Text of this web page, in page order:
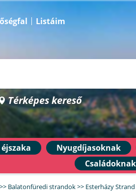
Listáim
Térképes kereső
éjszaka Nyugdíjasoknak
Családoknak
>> Balatonfüredi strandok>> Esterházy